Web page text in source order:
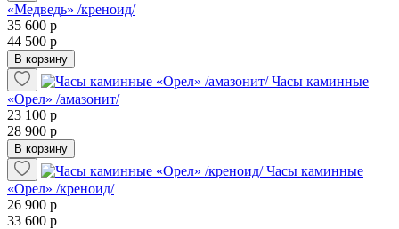
«Медведь» /креноид/
35 600 р
44 500 р
В корзину
Часы каминные
«Орел» /амазонит/
23 100 р
28 900 р
В корзину
Часы каминные
«Орел» /креноид/
26 900 р
33 600 р